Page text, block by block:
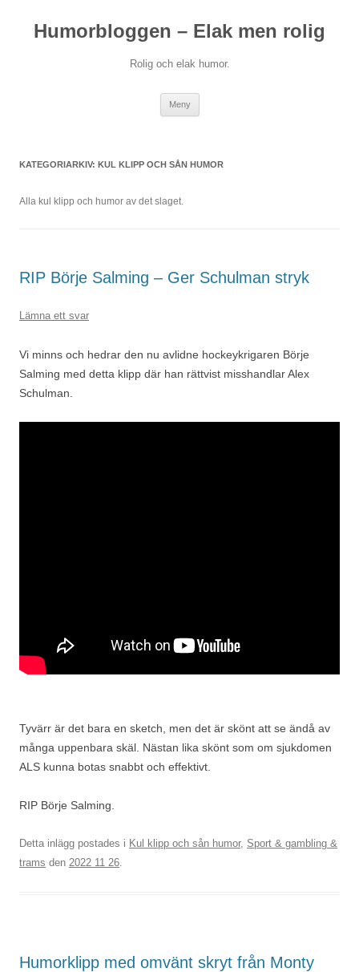
innehåll
Humorbloggen – Elak men rolig
Rolig och elak humor.
Meny
KATEGORIARKIV: KUL KLIPP OCH SÅN HUMOR
Alla kul klipp och humor av det slaget.
RIP Börje Salming – Ger Schulman stryk
Lämna ett svar
Vi minns och hedrar den nu avlidne hockeykrigaren Börje
Salming med detta klipp där han rättvist misshandlar Alex
Schulman.
Tyvärr är det bara en sketch, men det är skönt att se ändå av
många uppenbara skäl. Nästan lika skönt som om sjukdomen
ALS kunna botas snabbt och effektivt.
RIP Börje Salming.
Detta inlägg postades i Kul klipp och sån humor, Sport & gambling &
trams den 2022 11 26.
Humorklipp med omvänt skryt från Monty